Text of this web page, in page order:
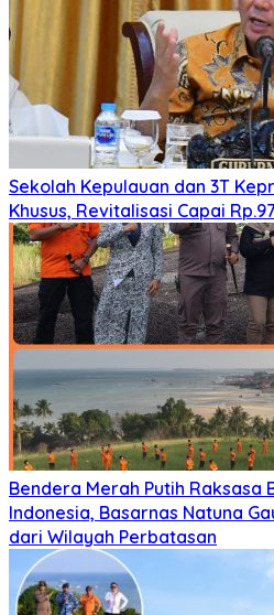
Sekolah Kepulauan dan 3T
Khusus, Revitalisasi Capai
Bendera Merah Putih Raksasa
Indonesia, Basarnas Natuna
dari Wilayah Perbatasan